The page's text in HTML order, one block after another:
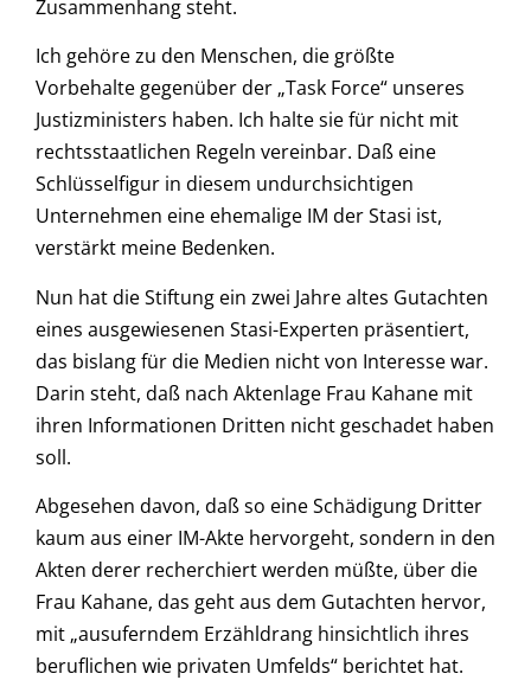
Zusammenhang steht.
Ich gehöre zu den Menschen, die größte
Vorbehalte gegenüber der „Task Force“ unseres
Justizministers haben. Ich halte sie für nicht mit
rechtsstaatlichen Regeln vereinbar. Daß eine
Schlüsselfigur in diesem undurchsichtigen
Unternehmen eine ehemalige IM der Stasi ist,
verstärkt meine Bedenken.
Nun hat die Stiftung ein zwei Jahre altes Gutachten
eines ausgewiesenen Stasi-Experten präsentiert,
das bislang für die Medien nicht von Interesse war.
Darin steht, daß nach Aktenlage Frau Kahane mit
ihren Informationen Dritten nicht geschadet haben
soll.
Abgesehen davon, daß so eine Schädigung Dritter
kaum aus einer IM-Akte hervorgeht, sondern in den
Akten derer recherchiert werden müßte, über die
Frau Kahane, das geht aus dem Gutachten hervor,
mit „ausuferndem Erzähldrang hinsichtlich ihres
beruflichen wie privaten Umfelds“ berichtet hat.